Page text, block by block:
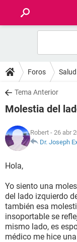
FOROS
SALUD
NUTRICIÓN
BIENESTAR
SEXUALIDAD
GLOSARIO
Foros Salud
Tema Anterior
Molestia del
Robert - 26 abr
Dr. Joseph
Hola,
Yo siento una
del lado izquierdo
también esa
insoportable se
mismo lado, es
médico me hice